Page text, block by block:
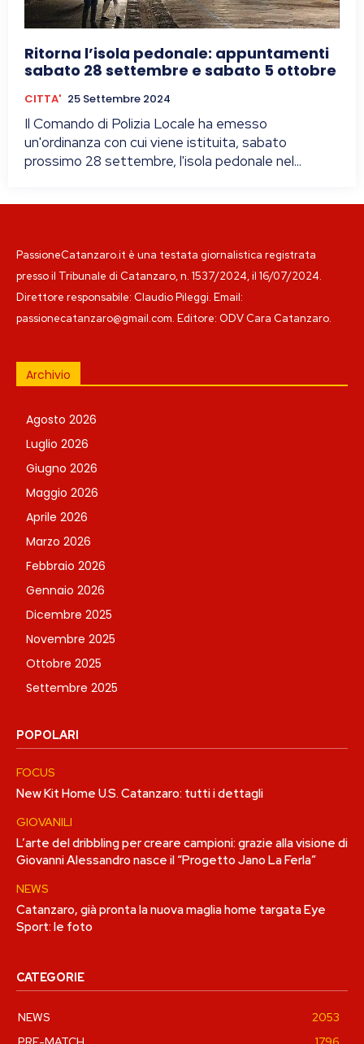
Ritorna l’isola pedonale: appuntamenti
sabato 28 settembre e sabato 5 ottobre
CITTA' 25 Settembre 2024
Il Comando di Polizia Locale ha emesso
un'ordinanza con cui viene istituita, sabato
prossimo 28 settembre, l'isola pedonale nel...
PassioneCatanzaro.it è una testata giornalistica registrata
presso il Tribunale di Catanzaro, n. 1537/2024, il 16/07/2024.
Direttore responsabile: Claudio Pileggi. Email:
passionecatanzaro@gmail.com. Editore: ODV Cara Catanzaro.
Archivio
Agosto 2026
Luglio 2026
Giugno 2026
Maggio 2026
Aprile 2026
Marzo 2026
Febbraio 2026
Gennaio 2026
Dicembre 2025
Novembre 2025
Ottobre 2025
Settembre 2025
POPOLARI
FOCUS
New Kit Home U.S. Catanzaro: tutti i dettagli
GIOVANILI
L’arte del dribbling per creare campioni: grazie alla visione di
Giovanni Alessandro nasce il “Progetto Jano La Ferla”
NEWS
Catanzaro, già pronta la nuova maglia home targata Eye
Sport: le foto
CATEGORIE
NEWS
2053